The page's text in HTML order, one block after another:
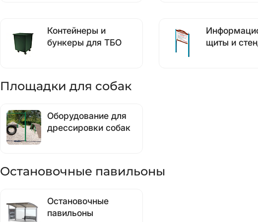
Контейнеры и
бункеры для ТБО
щиты и
Площадки для собак
Оборудование для
дрессировки собак
Остановочные павильоны
Остановочные
павильоны